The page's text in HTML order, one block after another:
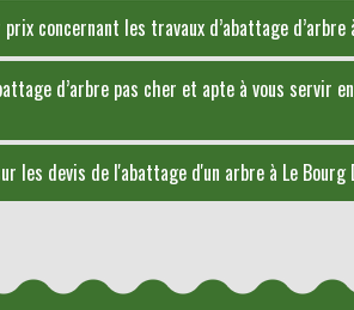
concernant les travaux d’abattage d’arbre
d’arbre pas cher et apte à vous servir
les devis de l'abattage d'un arbre à Le